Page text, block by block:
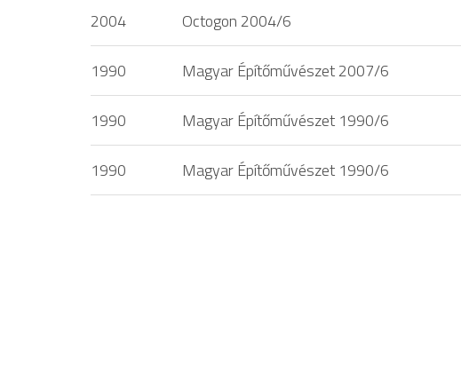
2004 Octogon 2004/6
1990 Magyar Építőművészet 2007/6
1990 Magyar Építőművészet 1990/6
1990 Magyar Építőművészet 1990/6